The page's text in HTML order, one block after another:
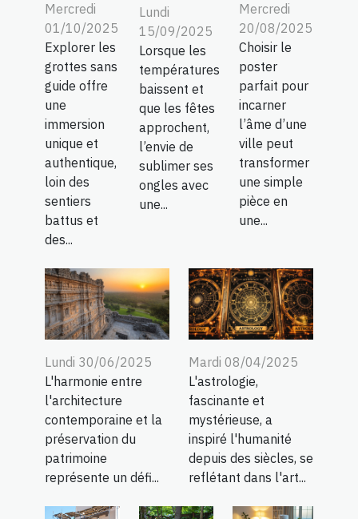
Mercredi
01/10/2025
Explorer les
grottes sans
guide offre
une
immersion
unique et
authentique,
loin des
sentiers
battus et
des...
Lundi
15/09/2025
Lorsque les
températures
baissent et
que les fêtes
approchent,
l’envie de
sublimer ses
ongles avec
une...
Mercredi
20/08/2025
Choisir le
poster
parfait pour
incarner
l’âme d’une
ville peut
transformer
une simple
pièce en
une...
Lundi 30/06/2025
L'harmonie entre
l'architecture
contemporaine et la
préservation du
patrimoine
représente un défi...
Mardi 08/04/2025
L'astrologie,
fascinante et
mystérieuse, a
inspiré l'humanité
depuis des siècles, se
reflétant dans l'art...